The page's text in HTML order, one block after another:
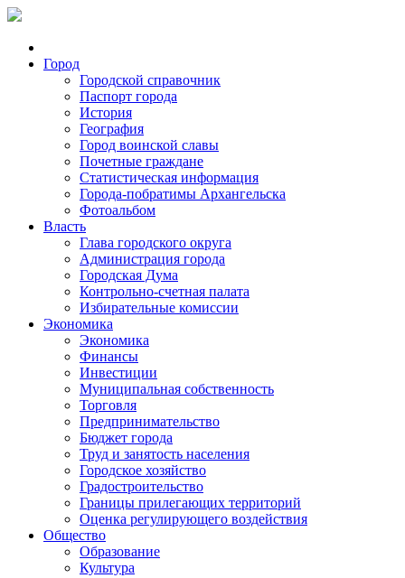
Город
Городской справочник
Паспорт города
История
География
Город воинской славы
Почетные граждане
Статистическая информация
Города-побратимы Архангельска
Фотоальбом
Власть
Глава городского округа
Администрация города
Городская Дума
Контрольно-счетная палата
Избирательные комиссии
Экономика
Экономика
Финансы
Инвестиции
Муниципальная собственность
Торговля
Предпринимательство
Бюджет города
Труд и занятость населения
Городское хозяйство
Градостроительство
Границы прилегающих территорий
Оценка регулирующего воздействия
Общество
Образование
Культура